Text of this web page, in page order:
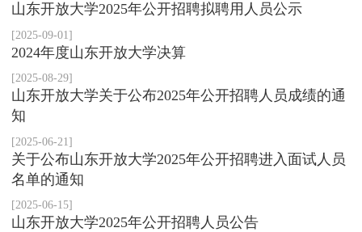
山东开放大学2025年公开招聘拟聘用人员公示
[2025-09-01]
2024年度山东开放大学决算
[2025-08-29]
山东开放大学关于公布2025年公开招聘人员成绩的通
知
[2025-06-21]
关于公布山东开放大学2025年公开招聘进入面试人员
名单的通知
[2025-06-15]
山东开放大学2025年公开招聘人员公告